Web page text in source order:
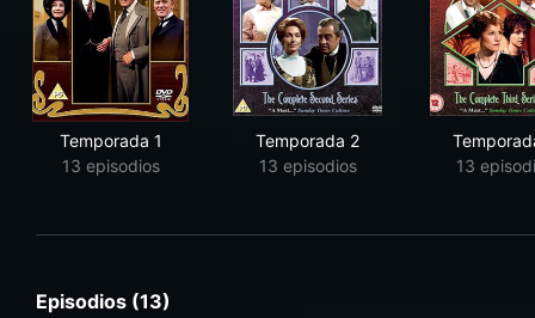
Temporada 1
13 episodios
Temporada 2
13 episodios
13
Episodios (13)